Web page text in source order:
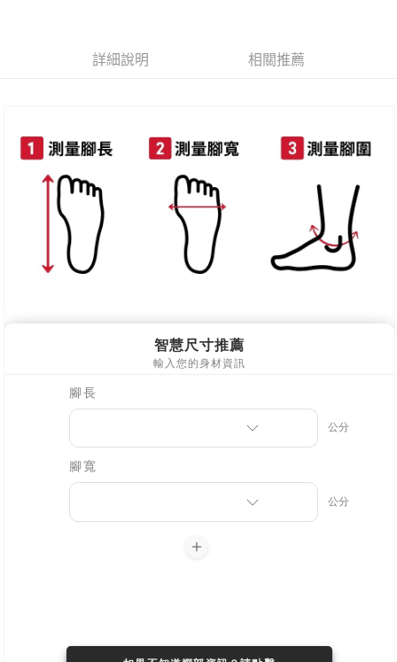
離島郵局配送
每筆NT$90，滿NT$999(含以上)免運費
【宇迅國際】限一般住址，不支援智能櫃 查看運費
詳細說明 相關推薦